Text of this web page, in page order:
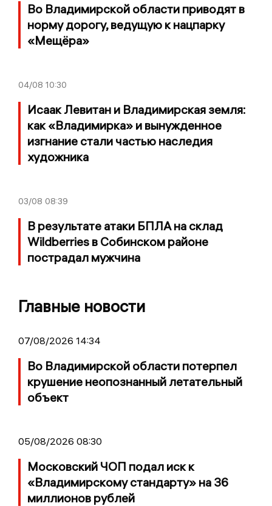
Во Владимирской области приводят в
норму дорогу, ведущую к нацпарку
«Мещёра»
04/08 10:30
Исаак Левитан и Владимирская земля:
как «Владимирка» и вынужденное
изгнание стали частью наследия
художника
03/08 08:39
В результате атаки БПЛА на склад
Wildberries в Собинском районе
пострадал мужчина
Главные новости
07/08/2026 14:34
Во Владимирской области потерпел
крушение неопознанный летательный
объект
05/08/2026 08:30
Московский ЧОП подал иск к
«Владимирскому стандарту» на 36
миллионов рублей